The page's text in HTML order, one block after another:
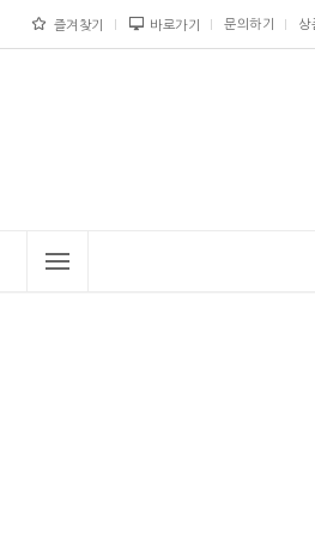
즐겨찾기 바로가기 문의하기 상